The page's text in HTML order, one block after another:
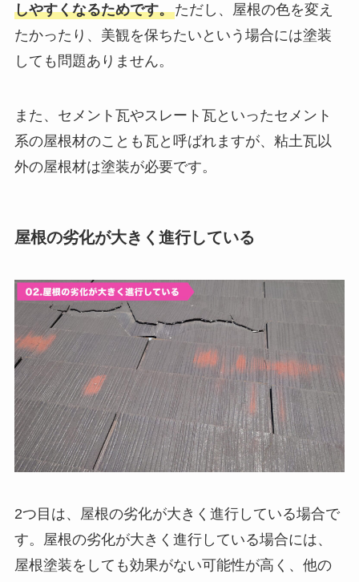
しやすくなるためです。ただし、屋根の色を変え
たかったり、美観を保ちたいという場合には塗装
しても問題ありません。
また、セメント瓦やスレート瓦といったセメント
系の屋根材のことも瓦と呼ばれますが、粘土瓦以
外の屋根材は塗装が必要です。
屋根の劣化が大きく進行している
2つ目は、屋根の劣化が大きく進行している場合で
す。屋根の劣化が大きく進行している場合には、
屋根塗装をしても効果がない可能性が高く、他の